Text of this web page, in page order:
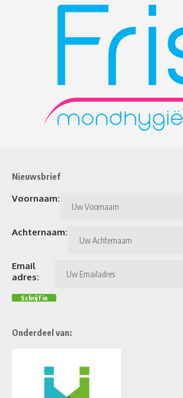
Nieuwsbrief
Voornaam:
Achternaam:
Email
adres:
Onderdeel van: